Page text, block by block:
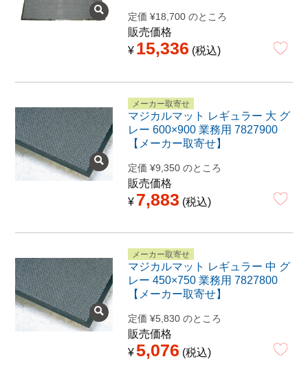
定価 ¥18,700 のところ
販売価格
¥ 15,336 税込
メーカー取寄せ
マジカルマット レギュラー 大 グ
レー 600×900 業務用 7827900
【メーカー取寄せ】
定価 ¥9,350 のところ
販売価格
¥ 7,883 税込
メーカー取寄せ
マジカルマット レギュラー 中 グ
レー 450×750 業務用 7827800
【メーカー取寄せ】
定価 ¥5,830 のところ
販売価格
¥5,076 税込